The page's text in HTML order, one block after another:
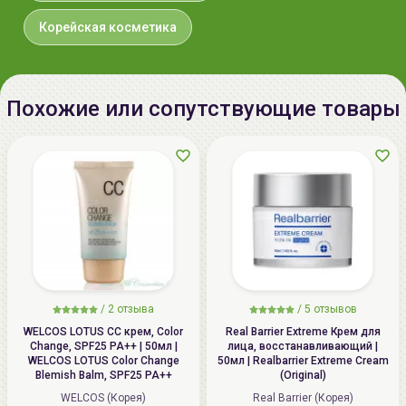
Корейская косметика
Похожие или сопутствующие товары
/ 2 отзыва
WELCOS LOTUS СС крем, Color
Change, SPF25 PA++ | 50мл |
WELCOS LOTUS Color Change
Blemish Balm, SPF25 PA++
WELCOS (Корея)
/ 5 отзывов
Real Barrier Extreme Крем для
лица, восстанавливающий |
50мл | Realbarrier Extreme Cream
(Original)
Real Barrier (Корея)